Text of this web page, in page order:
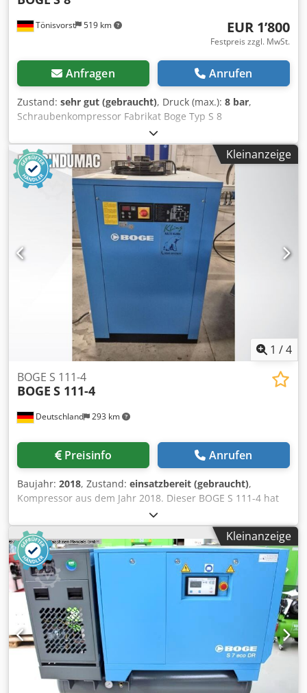
Tönisvorst 519 km EUR 1’800
Festpreis zzgl. MwSt.
Anfragen Anrufen
Zustand: sehr gut (gebraucht), Druck (max.): 8 bar,
Schraubenkompressor Fabrikat Boge Typ S 8
Volumenstrom 0,83 m3/min. Druck 8 bar Motorleistung 5,5
kw Kesselinhalt 250 Liter Kältetrockner Typ DP 9/352
Dcodsy Slf Njpfx Aa Djk Transportmaß: Länge 1750 mm
reite 750 mm Höhe 1550 mm mit Palette
Kleinanzeige
1 /4
Deutschland 293 km
BOGE S 111-4
BOGE S 111-4
Preisinfo Anrufen
Baujahr: 2018, Zustand: einsatzbereit (gebraucht),
Kompressor aus dem Jahr 2018. Dieser BOGE S 111-4 hat
einen Luftdurchsatz von 17,10 m³/min und einen Enddruck
von 10 bar. Er ist mit einem Kältetrockner Modell DS220,
Baujahr 2017, ausgestattet. Wenn Sie auf der Suche nach
hochwertiger Druckluft sind, sollten Sie den BOGE S 111-4
Kompressor in Betracht ziehen, den wir zum Verkauf
anbieten. Kontaktieren Sie uns für weitere Details. •
Zustand: Gebraucht, nicht überholt - ohne Garantie •
Technische Daten: • Luftdurchsatz: 17,10 m³/min •
Endauslassdruck: 10 bar • Motordrehzahl: 1490 U/min •
Nennleistung: Hauptantrieb - 110 KW Gebläsemotor - 3 KW
Zusätzliche Ausstattung Djdpfey Dggxsx Aa Dock •
Kältetrockner: • Hersteller: Boge • Modell: DS220 •
Herstellungsjahr: 2017
Kleinanzeige